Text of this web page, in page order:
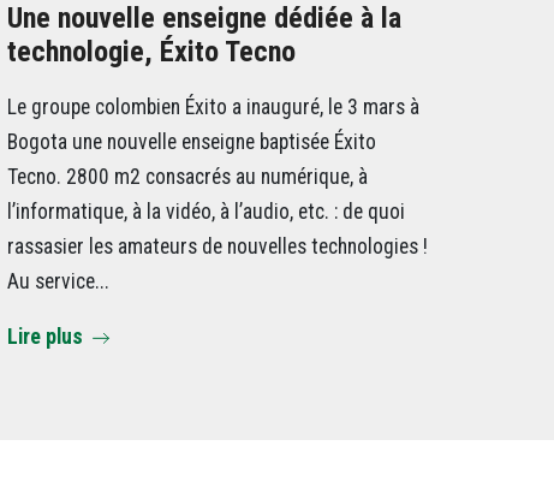
Une nouvelle enseigne dédiée à la
technologie, Éxito Tecno
Le groupe colombien Éxito a inauguré, le 3 mars à
Bogota une nouvelle enseigne baptisée Éxito
Tecno. 2800 m2 consacrés au numérique, à
l’informatique, à la vidéo, à l’audio, etc. : de quoi
rassasier les amateurs de nouvelles technologies !
Au service...
Lire plus